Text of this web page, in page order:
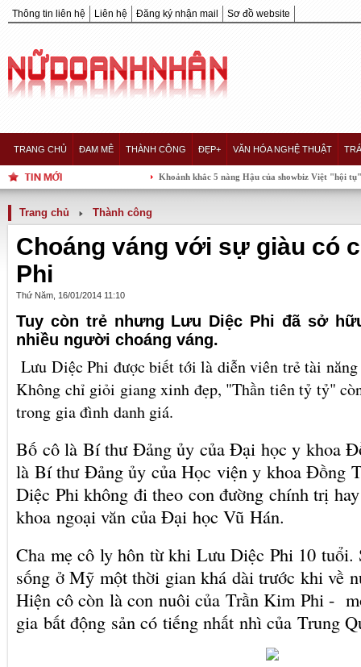
Thông tin liên hệ Liên hệ Đăng ký nhận mail Sơ đồ website
TRANG CHỦ ĐAM MÊ THÀNH CÔNG ĐẸP+ VĂN HÓA NGHỆ THUẬT
Khoảnh khắc 5 nàng Hậu của showbiz Việt "hội tụ" trong
Trang chủ Thành công
Choáng váng với sự giàu có
Phi
Thứ Năm, 16/01/2014 11:10
Tuy còn trẻ nhưng Lưu Diệc Phi đã sở
nhiều người choáng váng.
Lưu Diệc Phi được biết tới là diễn viên trẻ tài
Không chỉ giỏi giang xinh đẹp, "Thần tiên tỷ tỷ"
trong gia đình danh giá.
Bố cô là Bí thư Đảng ủy của Đại học y khoa
là Bí thư Đảng ủy của Học viện y khoa Đồng
Diệc Phi không đi theo con đường chính trị
khoa ngoại văn của Đại học Vũ Hán.
Cha mẹ cô ly hôn từ khi Lưu Diệc Phi 10 tuổi.
sống ở Mỹ một thời gian khá dài trước khi về
Hiện cô còn là con nuôi của Trần Kim Phi -
gia bất động sản có tiếng nhất nhì của Trung